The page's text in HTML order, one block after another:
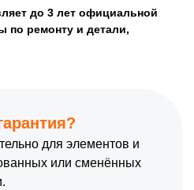
до 3 лет официальной
по ремонту и детали,
для элементов и
или сменённых